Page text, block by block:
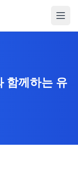
함께하는 유